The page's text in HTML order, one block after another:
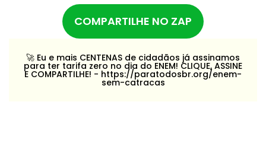
COMPARTILHE NO ZAP
🚀️ Eu e mais CENTENAS de cidadãos já assinamos
para ter tarifa zero no dia do ENEM! CLIQUE, ASSINE
E COMPARTILHE! - https://paratodosbr.org/enem-
sem-catracas